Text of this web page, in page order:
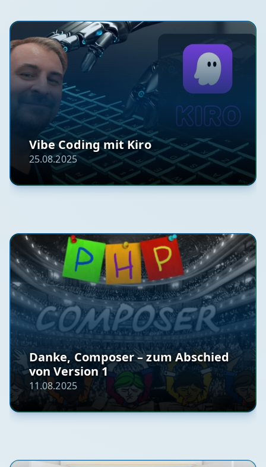
Vibe Coding mit Kiro
25.08.2025
Danke, Composer – zum Abschied
von Version 1
11.08.2025